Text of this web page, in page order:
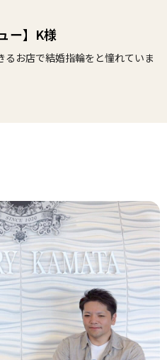
ー】K様
お店で結婚指輪をと憧れていま